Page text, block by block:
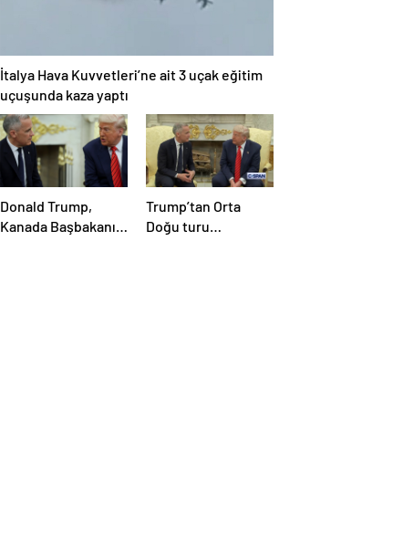
İtalya Hava Kuvvetleri’ne ait 3 uçak eğitim
uçuşunda kaza yaptı
Donald Trump,
Kanada Başbakanı
Trump’tan Orta
Doğu turu